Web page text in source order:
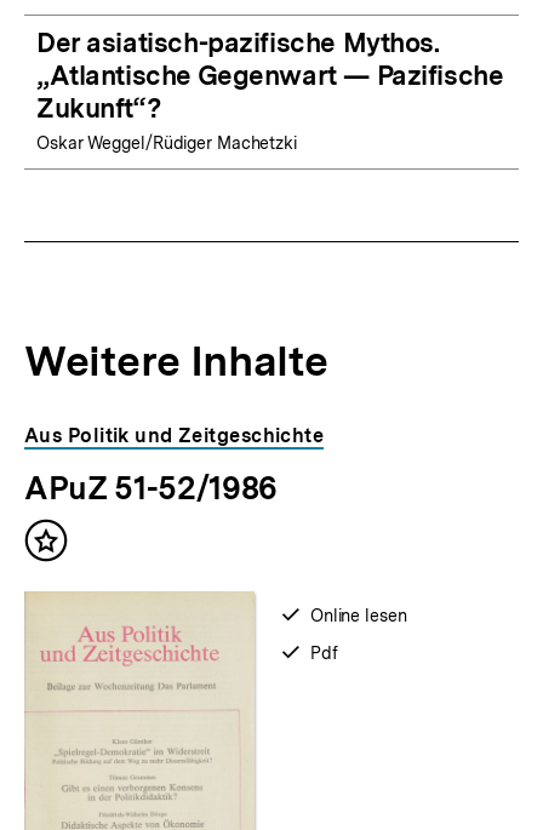
Der asiatisch-pazifische Mythos.
„Atlantische Gegenwart — Pazifische
Zukunft“?
Oskar Weggel/Rüdiger Machetzki
Weitere Inhalte
Inhaltskarousell
für
weitere
Inhalte
Inhaltskarussell
überspringen
Aus Politik und Zeitgeschichte
APuZ 51-52/1986
Inhalt
verfügbar
Online lesen
verfügbar
Pdf